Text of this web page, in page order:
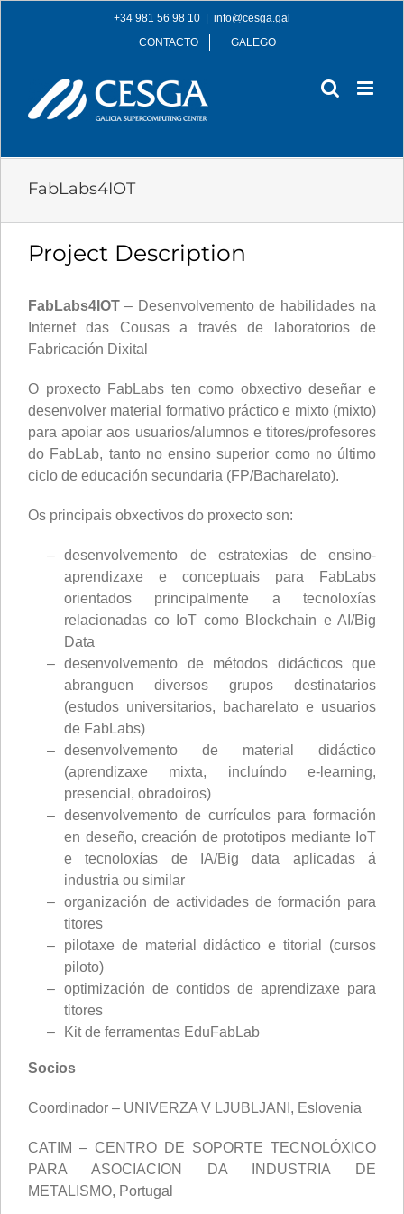
to
+34 981 56 98 10
info@cesga.gal
CONTACTO
GALEGO
FabLabs4IOT
Project Description
FabLabs4IOT – Desenvolvemento de habilidades na
Internet das Cousas a través de laboratorios de
Fabricación Dixital
O proxecto FabLabs ten como obxectivo deseñar e
desenvolver material formativo práctico e mixto (mixto)
para apoiar aos usuarios/alumnos e titores/profesores
do FabLab, tanto no ensino superior como no último
ciclo de educación secundaria (FP/Bacharelato).
Os principais obxectivos do proxecto son:
desenvolvemento de estratexias de ensino-
aprendizaxe e conceptuais para FabLabs
orientados principalmente a tecnoloxías
relacionadas co IoT como Blockchain e AI/Big
Data
desenvolvemento de métodos didácticos que
abranguen diversos grupos destinatarios
(estudos universitarios, bacharelato e usuarios
de FabLabs)
desenvolvemento de material didáctico
(aprendizaxe mixta, incluíndo e-learning,
presencial, obradoiros)
desenvolvemento de currículos para formación
en deseño, creación de prototipos mediante IoT
e tecnoloxías de IA/Big data aplicadas á
industria ou similar
organización de actividades de formación para
titores
pilotaxe de material didáctico e titorial (cursos
piloto)
optimización de contidos de aprendizaxe para
titores
Kit de ferramentas EduFabLab
Socios
Coordinador – UNIVERZA V LJUBLJANI, Eslovenia
CATIM – CENTRO DE SOPORTE TECNOLÓXICO
PARA ASOCIACION DA INDUSTRIA DE
METALISMO, Portugal